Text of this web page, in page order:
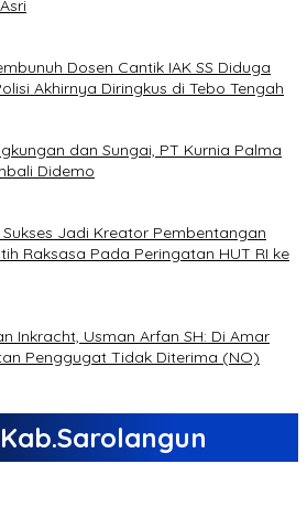
Dosen Cantik IAK SS Diduga
Akhirnya Diringkus di Tebo Tengah
dan Sungai, PT Kurnia Palma
Didemo
Sukses Jadi Kreator Pembentangan
Raksasa Pada Peringatan HUT RI ke
Inkracht, Usman Arfan SH: Di Amar
Penggugat Tidak Diterima (NO)